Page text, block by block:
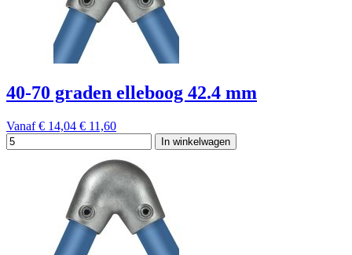
40-70 graden elleboog 42.4 mm
Vanaf € 14,04 € 11,60
In winkelwagen